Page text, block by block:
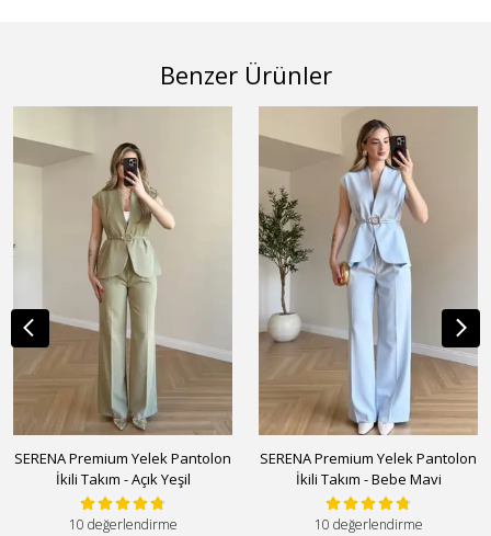
Benzer Ürünler
SERENA Premium Yelek Pantolon
İkili Takım - Açık Yeşil
10 değerlendirme
SERENA Premium Yelek Pantolon
İkili Takım - Bebe Mavi
10 değerlendirme